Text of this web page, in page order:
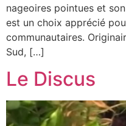
nageoires pointues et
est un choix apprécié
communautaires.
Sud, […]
Le Discus